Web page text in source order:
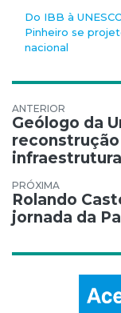
Do IBB à
Pinheiro se
nacional
Geólogo da
infraestrutura
Rolando
jornada da